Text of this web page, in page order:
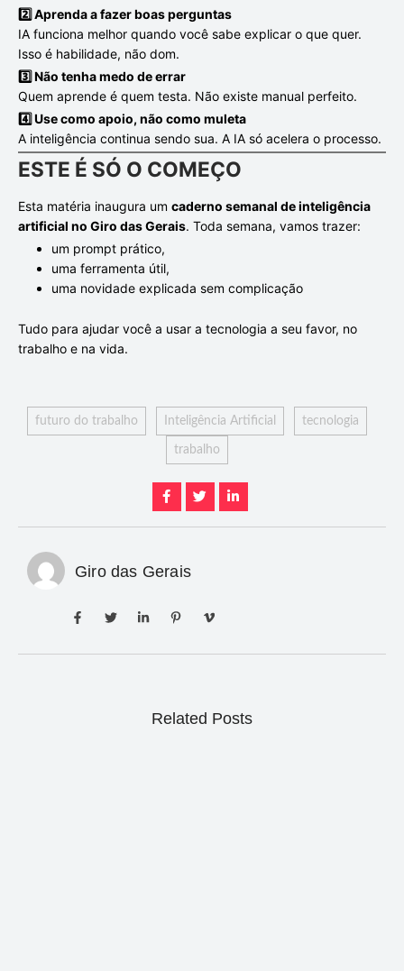
2️⃣ Aprenda a fazer boas perguntas
IA funciona melhor quando você sabe explicar o que quer.
Isso é habilidade, não dom.
3️⃣ Não tenha medo de errar
Quem aprende é quem testa. Não existe manual perfeito.
4️⃣ Use como apoio, não como muleta
A inteligência continua sendo sua. A IA só acelera o processo.
ESTE É SÓ O COMEÇO
Esta matéria inaugura um caderno semanal de inteligência
artificial no Giro das Gerais. Toda semana, vamos trazer:
um prompt prático,
uma ferramenta útil,
uma novidade explicada sem complicação
Tudo para ajudar você a usar a tecnologia a seu favor, no
trabalho e na vida.
futuro do trabalho Inteligência Artificial tecnologia
trabalho
Giro das Gerais
Related Posts